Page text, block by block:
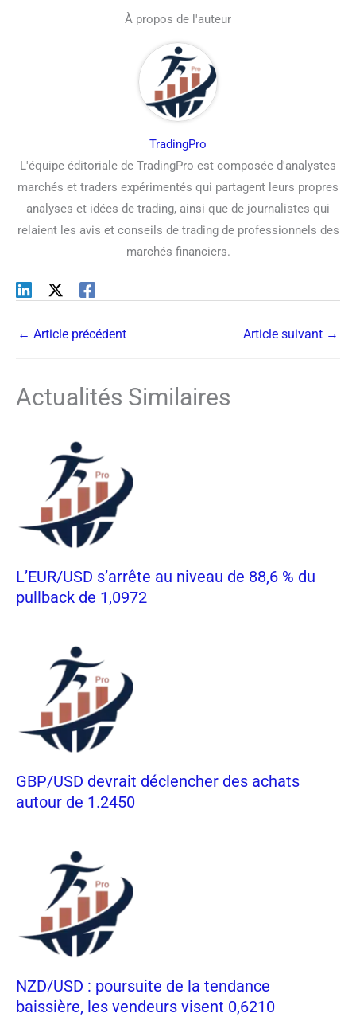
À propos de l'auteur
TradingPro
L'équipe éditoriale de TradingPro est composée d'analystes
marchés et traders expérimentés qui partagent leurs propres
analyses et idées de trading, ainsi que de journalistes qui
relaient les avis et conseils de trading de professionnels des
marchés financiers.
← Article précédent Article suivant →
Actualités Similaires
L’EUR/USD s’arrête au niveau de 88,6 % du
pullback de 1,0972
GBP/USD devrait déclencher des achats
autour de 1.2450
NZD/USD : poursuite de la tendance
baissière, les vendeurs visent 0,6210